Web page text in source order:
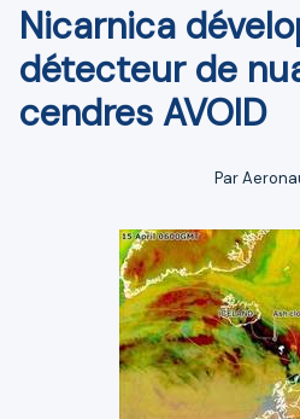
Nicarnica
détecteur de
cendres AVOID
Par